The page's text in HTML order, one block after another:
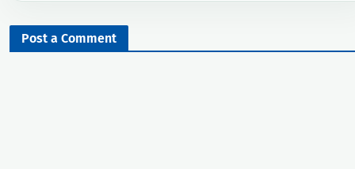
Post a Comment